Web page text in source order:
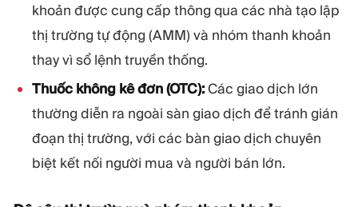
khoản được cung cấp thông qua các nhà tạo lập
thị trường tự động (AMM) và nhóm thanh khoản
thay vì sổ lệnh truyền thống.
Thuốc không kê đơn (OTC):Các giao dịch lớn
thường diễn ra ngoài sàn giao dịch để tránh gián
đoạn thị trường, với các bàn giao dịch chuyên
biệt kết nối người mua và người bán lớn.